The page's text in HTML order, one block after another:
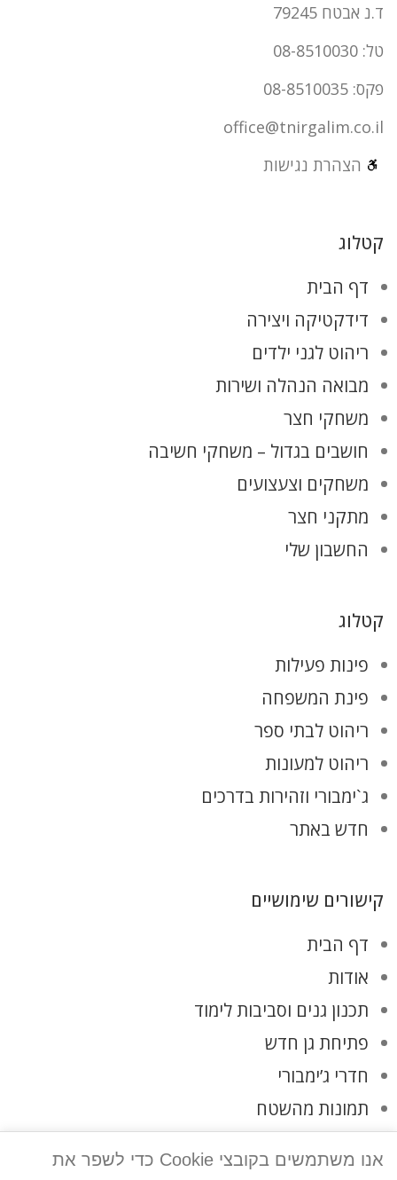
ד.נ אבטח 79245
טל: 08-8510030
פקס: 08-8510035
office@tnirgalim.co.il
הצהרת נגישות
קטלוג
דף הבית
דידקטיקה ויצירה
ריהוט לגני ילדים
מבואה הנהלה ושירות
משחקי חצר
חושבים בגדול – משחקי חשיבה
משחקים וצעצועים
מתקני חצר
החשבון שלי
קטלוג
פינות פעילות
פינת המשפחה
ריהוט לבתי ספר
ריהוט למעונות
ג`ימבורי וזהירות בדרכים
חדש באתר
קישורים שימושיים
דף הבית
אודות
תכנון גנים וסביבות לימוד
פתיחת גן חדש
חדרי ג’ימבורי
תמונות מהשטח
אנו משתמשים בקובצי Cookie כדי לשפר את